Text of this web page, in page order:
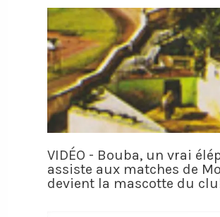
VIDÉO - Bouba, un vrai
assiste aux matches de
devient la mascotte du